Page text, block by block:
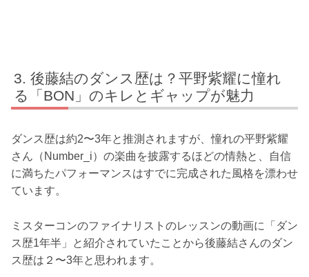
後藤結のダンス歴は？平野紫耀に憧れ
る「BON」のキレとギャップが魅力
ダンス歴は約2〜3年と推測されますが、憧れの平野紫耀
さん（Number_i）の楽曲を披露するほどの情熱と、自信
に満ちたパフォーマンスはすでに完成された風格を漂わせ
ています。
ミスターコンのファイナリストのレッスンの動画に「ダン
ス歴1年半」と紹介されていたことから後藤結さんのダン
ス歴は２〜3年と思われます。